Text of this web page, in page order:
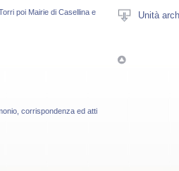
poi Mairie di Casellina e
corrispondenza ed atti
Unità